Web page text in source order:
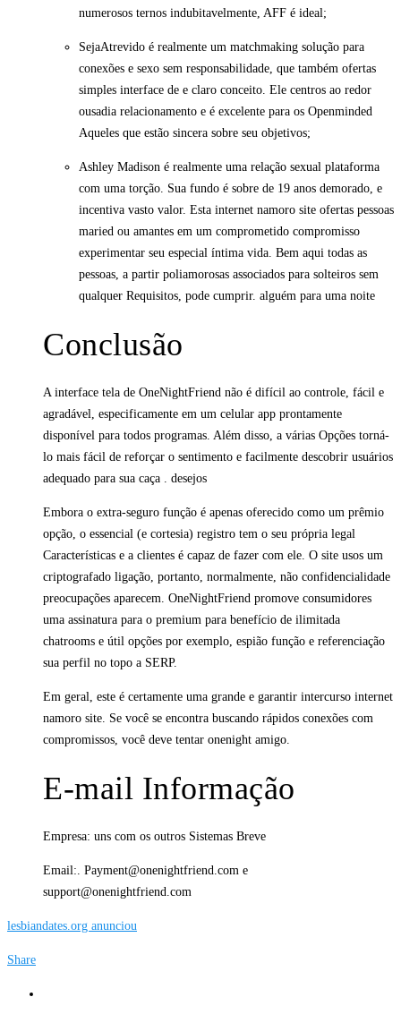
numerosos ternos indubitavelmente, AFF é ideal;
SejaAtrevido é realmente um matchmaking solução para
conexões e sexo sem responsabilidade, que também ofertas
simples interface de e claro conceito. Ele centros ao redor
ousadia relacionamento e é excelente para os Openminded
Aqueles que estão sincera sobre seu objetivos;
Ashley Madison é realmente uma relação sexual plataforma
com uma torção. Sua fundo é sobre de 19 anos demorado, e
incentiva vasto valor. Esta internet namoro site ofertas pessoas
maried ou amantes em um comprometido compromisso
experimentar seu especial íntima vida. Bem aqui todas as
pessoas, a partir poliamorosas associados para solteiros sem
qualquer Requisitos, pode cumprir. alguém para uma noite
Conclusão
A interface tela de OneNightFriend não é difícil ao controle, fácil e
agradável, especificamente em um celular app prontamente
disponível para todos programas. Além disso, a várias Opções torná-
lo mais fácil de reforçar o sentimento e facilmente descobrir usuários
adequado para sua caça . desejos
Embora o extra-seguro função é apenas oferecido como um prêmio
opção, o essencial (e cortesia) registro tem o seu própria legal
Características e a clientes é capaz de fazer com ele. O site usos um
criptografado ligação, portanto, normalmente, não confidencialidade
preocupações aparecem. OneNightFriend promove consumidores
uma assinatura para o premium para benefício de ilimitada
chatrooms e útil opções por exemplo, espião função e referenciação
sua perfil no topo a SERP.
Em geral, este é certamente uma grande e garantir intercurso internet
namoro site. Se você se encontra buscando rápidos conexões com
compromissos, você deve tentar onenight amigo.
E-mail Informação
Empresa: uns com os outros Sistemas Breve
Email:. Payment@onenightfriend.com e
support@onenightfriend.com
lesbiandates.org anunciou
Share